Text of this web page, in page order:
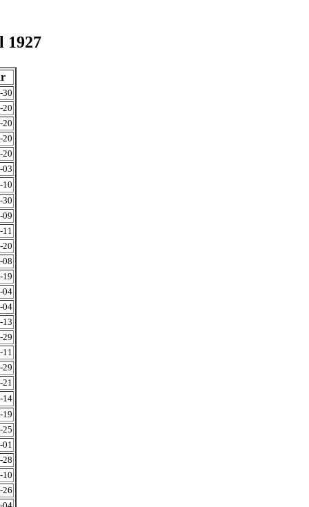
1927
30
20
20
20
20
03
10
30
09
20
08
19
04
04
13
29
29
14
19
25
28
10
26